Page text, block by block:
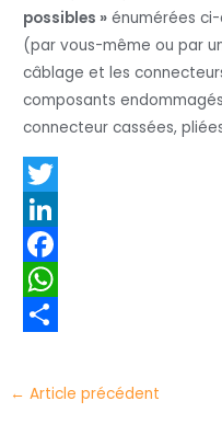
possibles » énumérées
(par vous-même ou par
câblage et les
composants
connecteur cassées,
T
w
t
e
L
n
e
F
a
e
W
aa
← Article précédent